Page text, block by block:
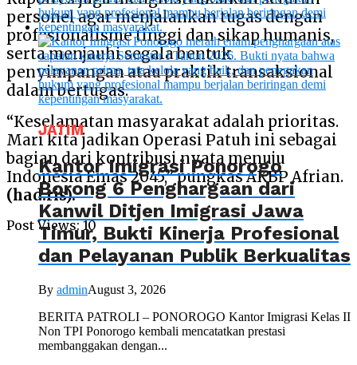
personel agar menjalankan tugas dengan
profesionalisme tinggi dan sikap humanis,
serta menjauhi segala bentuk
penyimpangan atau praktik transaksional
dalam bertugas.
“Keselamatan masyarakat adalah prioritas.
Mari kita jadikan Operasi Patuh ini sebagai
bagian dari kontribusi nyata menuju
Indonesia Emas 2045,” pungkas AKBP Afrian.
(had.ris).
Post Views: 10
JATIM
Kantor Imigrasi Ponorogo
Borong 6 Penghargaan dari
Kanwil Ditjen Imigrasi Jawa
Timur, Bukti Kinerja Profesional
dan Pelayanan Publik Berkualitas
By adminAugust 3, 2026
BERITA PATROLI – PONOROGO Kantor Imigrasi Kelas II
Non TPI Ponorogo kembali mencatatkan prestasi
membanggakan dengan...